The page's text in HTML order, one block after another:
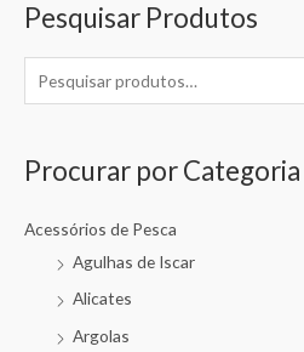
Pesquisar Produtos
Procurar por Categoria
Acessórios de Pesca
Agulhas de Iscar
Alicates
Argolas